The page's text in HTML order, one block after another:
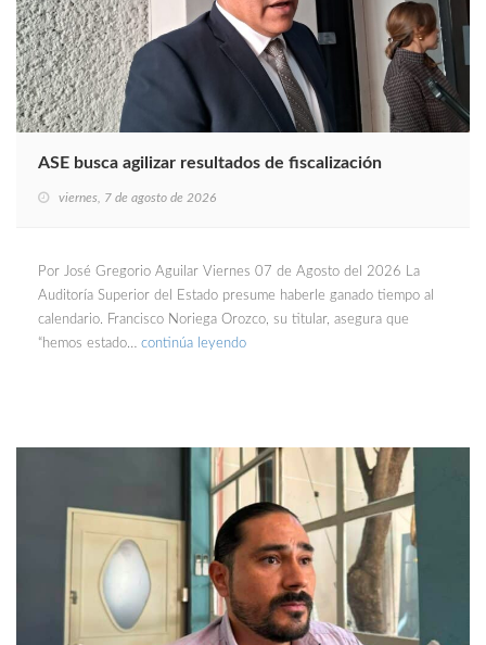
ASE busca agilizar resultados de fiscalización
viernes, 7 de agosto de 2026
Por José Gregorio Aguilar Viernes 07 de Agosto del 2026 La
Auditoría Superior del Estado presume haberle ganado tiempo al
calendario. Francisco Noriega Orozco, su titular, asegura que
“hemos estado… continúa leyendo